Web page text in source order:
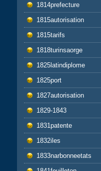
1814prefecture
1815autorisation
1815tarifs
1818turinsaorge
1825latindiplome
1825port
1827autorisation
1829-1843
1831patente
1832iles
1833narbonneetats